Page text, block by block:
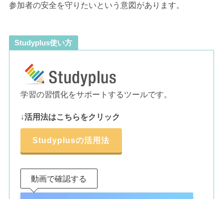
参加者の安全を守りたいという意図があります。
Studyplus使い方
学習の習慣化をサポートするツールです。
↓活用法はこちらをクリック
Studyplusの活用法
動画で確認する